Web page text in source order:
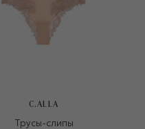
C.ALLA
Трусы-слипы